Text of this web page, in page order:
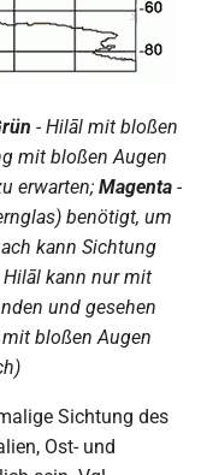
- Hilāl mit bloßen
mit bloßen Augen
erwarten; Magenta -
benötigt, um
kann Sichtung
Hilāl kann nur mit
und gesehen
bloßen Augen
Sichtung des
Ost- und